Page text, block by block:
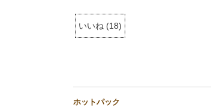
いいね (18)
ホットパック